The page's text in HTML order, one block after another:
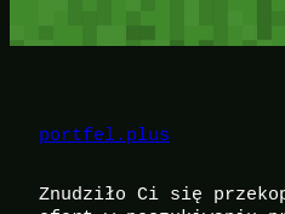
portfel.plus
Znudziło Ci się